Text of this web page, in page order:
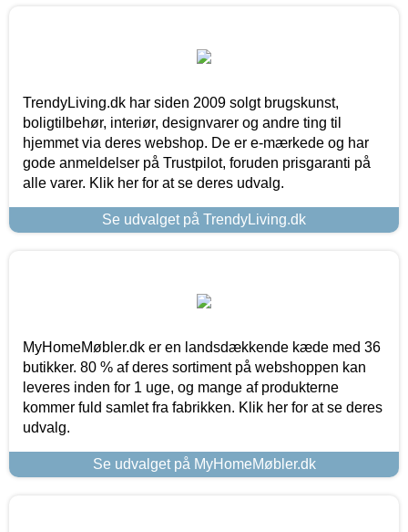
TrendyLiving.dk har siden 2009 solgt brugskunst,
boligtilbehør, interiør, designvarer og andre ting til
hjemmet via deres webshop. De er e-mærkede og har
gode anmeldelser på Trustpilot, foruden prisgaranti på
alle varer. Klik her for at se deres udvalg.
Se udvalget på TrendyLiving.dk
MyHomeMøbler.dk er en landsdækkende kæde med 36
butikker. 80 % af deres sortiment på webshoppen kan
leveres inden for 1 uge, og mange af produkterne
kommer fuld samlet fra fabrikken. Klik her for at se deres
udvalg.
Se udvalget på MyHomeMøbler.dk